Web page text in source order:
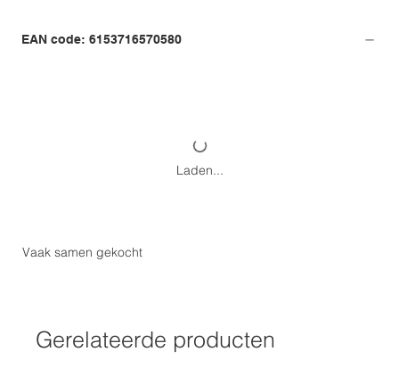
EAN code: 6153716570580
Laden...
Vaak samen gekocht
Gerelateerde producten